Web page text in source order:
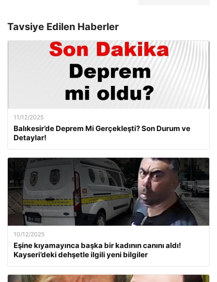
Tavsiye Edilen Haberler
11/12/2025
Balıkesir’de Deprem Mi Gerçekleşti? Son Durum ve
Detaylar!
10/12/2025
Eşine kıyamayınca başka bir kadının canını aldı!
Kayseri’deki dehşetle ilgili yeni bilgiler